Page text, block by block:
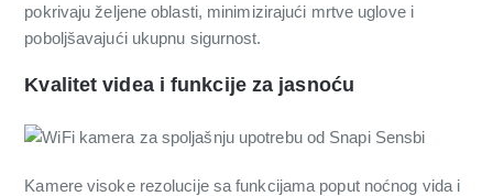
pokrivaju željene oblasti, minimizirajući mrtve uglove i
poboljšavajući ukupnu sigurnost.
Kvalitet videa i funkcije za jasnoću
Kamere visoke rezolucije sa funkcijama poput noćnog vida i